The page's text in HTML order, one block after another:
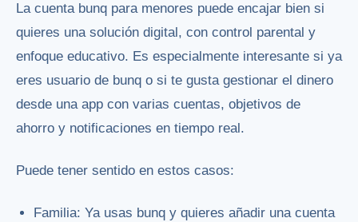
La cuenta bunq para menores puede encajar bien si
quieres una solución digital, con control parental y
enfoque educativo. Es especialmente interesante si ya
eres usuario de bunq o si te gusta gestionar el dinero
desde una app con varias cuentas, objetivos de
ahorro y notificaciones en tiempo real.
Puede tener sentido en estos casos:
Familia: Ya usas bunq y quieres añadir una cuenta